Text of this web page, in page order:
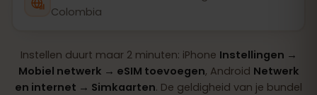
Colombia
Instellen duurt maar 2 minuten: iPhone Instellingen →
Mobiel netwerk → eSIM toevoegen, Android Netwerk
en internet → Simkaarten. De geldigheid van je bundel